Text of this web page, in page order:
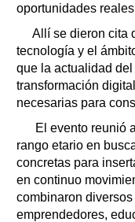
oportunidades
Allí se dieron cita
tecnología y el
que la actualidad
transformación
necesarias para
El evento reunió
rango etario en
concretas para
en continuo
combinaron
emprendedores,